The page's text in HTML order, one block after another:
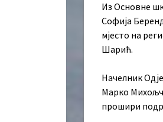
Из Основне
Софија
мјесто на
Шарић.
Начелник
Марко
прошири